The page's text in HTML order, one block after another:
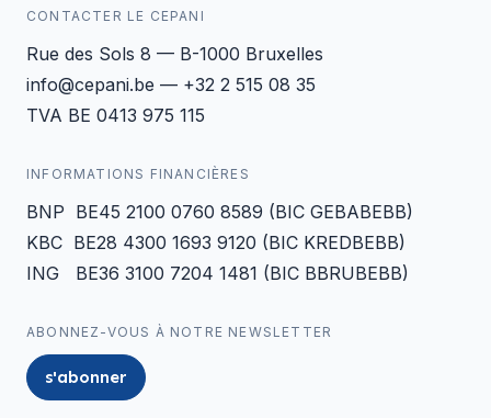
CONTACTER LE CEPANI
Rue des Sols 8 — B-1000 Bruxelles
info@cepani.be — +32 2 515 08 35
TVA BE 0413 975 115
INFORMATIONS FINANCIÈRES
BNP BE45 2100 0760 8589 (BIC GEBABEBB)
KBC BE28 4300 1693 9120 (BIC KREDBEBB)
ING BE36 3100 7204 1481 (BIC BBRUBEBB)
ABONNEZ-VOUS À NOTRE NEWSLETTER
s'abonner